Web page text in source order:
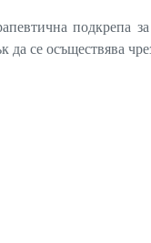
подкрепа
да се осъществява